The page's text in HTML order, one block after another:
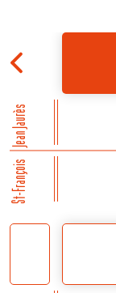
Jean Jaurès
St-François